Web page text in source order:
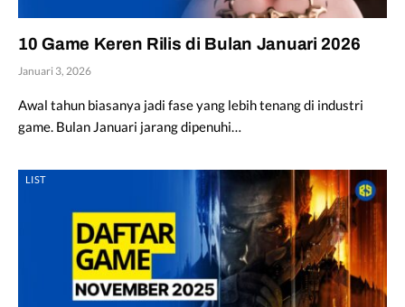
10 Game Keren Rilis di Bulan Januari 2026
Januari 3, 2026
Awal tahun biasanya jadi fase yang lebih tenang di industri
game. Bulan Januari jarang dipenuhi…
LIST